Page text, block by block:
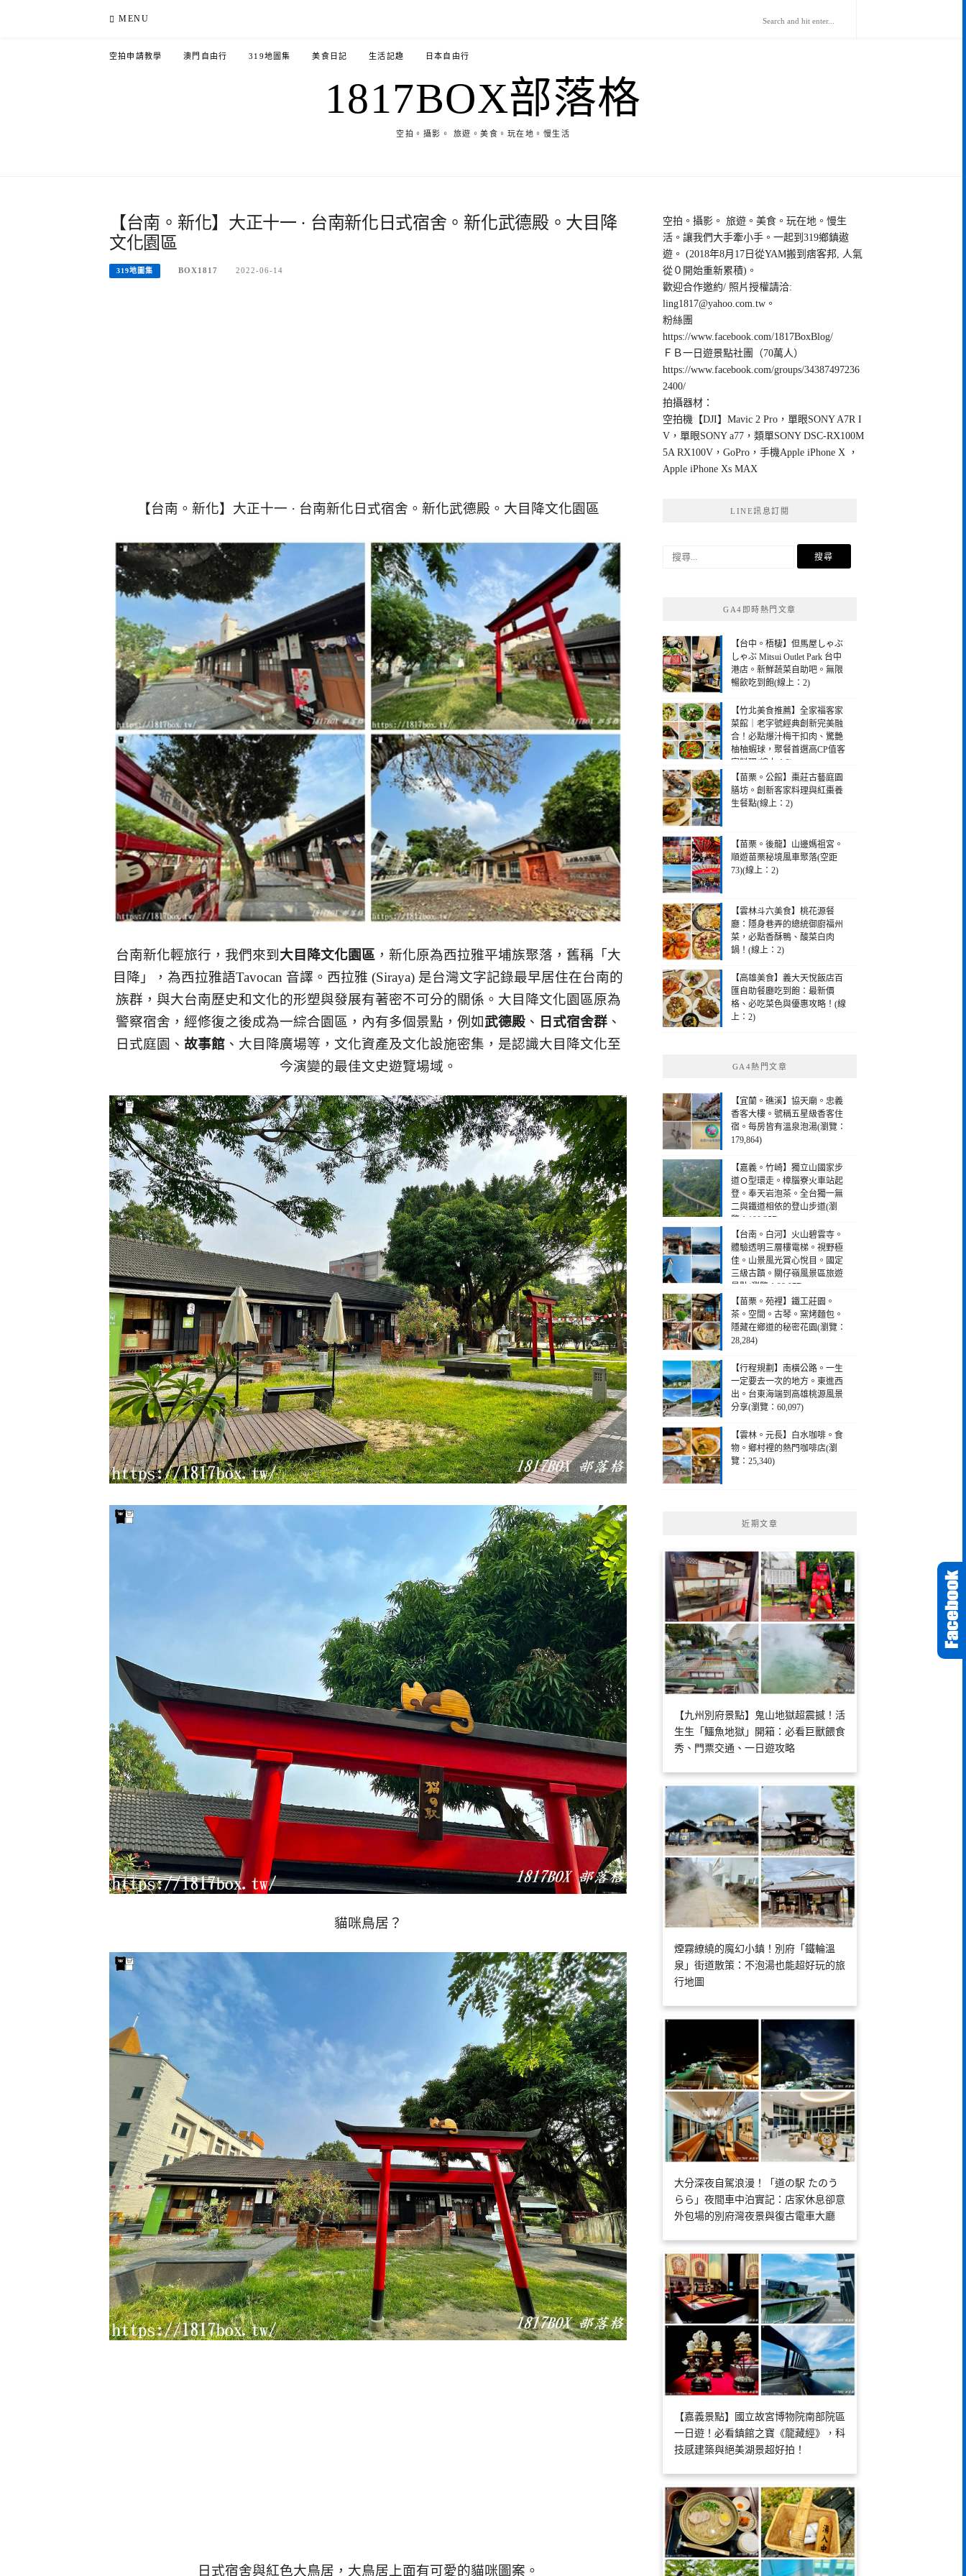
MENU
空拍申請教學 澳門自由行 319地圖集 美食日記 生活記趣 日本自由行
1817BOX部落格
空拍。攝影。 旅遊。美食。玩在地。慢生活
【台南。新化】大正十一 · 台南新化日式宿舍。新化武德殿。大目降
文化園區
319地圖集 BOX1817 2022-06-14
【台南。新化】大正十一 · 台南新化日式宿舍。新化武德殿。大目降文化園區
台南新化輕旅行，我們來到 大目降文化園區，新化原為西拉雅平埔族聚落，舊稱「大
目降」，為西拉雅語Tavocan 音譯。西拉雅 (Siraya) 是台灣文字記錄最早居住在台南的
族群，與大台南歷史和文化的形塑與發展有著密不可分的關係。大目降文化園區原為
警察宿舍，經修復之後成為一綜合園區，內有多個景點，例如武德殿、 日式宿舍群、
日式庭園、 故事館、大目降廣場等，文化資產及文化設施密集，是認識大目降文化至
今演變的最佳文史遊覽場域。
貓咪鳥居？
日式宿舍與紅色大鳥居，大鳥居上面有可愛的貓咪圖案。
空拍。攝影。 旅遊。美食。玩在地。慢生
活。讓我們大手牽小手。一起到319鄉鎮遨
遊。 (2018年8月17日從YAM搬到痞客邦, 人氣
從０開始重新累積)。
歡迎合作邀約/ 照片授權請洽:
ling1817@yahoo.com.tw 。
粉絲團
https://www.facebook.com/1817BoxBlog/
ＦＢ一日遊景點社團（70萬人）
https://www.facebook.com/groups/34387497236
2400/
拍攝器材：
空拍機【DJI】Mavic 2 Pro，單眼SONY A7R I
V，單眼SONY a77，類單SONY DSC-RX100M
5A RX100V，GoPro，手機Apple iPhone X ，
Apple iPhone Xs MAX
LINE訊息訂閱
搜
GA4即時熱門文章
【台中。梧棲】但馬屋しゃぶ
しゃぶ Mitsui Outlet Park 台中
港店。新鮮蔬菜自助吧。無限
暢飲吃到飽(線上：2)
【竹北美食推薦】全家福客家
菜館｜老字號經典創新完美融
合！必點爆汁梅干扣肉、驚艷
柚柚蝦球，聚餐首選高CP值客
家料理(線上：2)
【苗栗。公館】棗莊古藝庭園
膳坊。創新客家料理與紅棗養
生餐點(線上：2)
【苗栗。後龍】山邊媽祖宮。
順遊苗栗秘境風車聚落(空距
73)(線上：2)
【雲林斗六美食】桃花源餐
廳：隱身巷弄的總統御廚福州
菜，必點香酥鴨、酸菜白肉
鍋！(線上：2)
【高雄美食】義大天悅飯店百
匯自助餐廳吃到飽：最新價
格、必吃菜色與優惠攻略！(線
上：2)
GA4熱門文章
【宜蘭。礁溪】協天廟。忠義
香客大樓。號稱五星級香客住
宿。每房皆有溫泉泡湯(瀏覽：
179,864)
【嘉義。竹崎】獨立山國家步
道Ｏ型環走。樟腦寮火車站起
登。奉天岩泡茶。全台獨一無
二與鐵道相依的登山步道(瀏
覽：190,257)
【台南。白河】火山碧雲寺。
體驗透明三層樓電梯。視野極
佳。山景風光賞心悅目。國定
三級古蹟。關仔嶺風景區旅遊
景點(瀏覽：28,977)
【苗栗。苑裡】鐵工莊園。
茶。空間。古琴。窯烤麵包。
隱藏在鄉道的秘密花園(瀏覽：
28,284)
【行程規劃】南橫公路。一生
一定要去一次的地方。東進西
出。台東海端到高雄桃源風景
分享(瀏覽：60,097)
【雲林。元長】白水咖啡。食
物。鄉村裡的熱門咖啡店(瀏
覽：25,340)
近期文章
【九州別府景點】鬼山地獄超震撼！活
生生「鱷魚地獄」開箱：必看巨獸餵食
秀、門票交通、一日遊攻略
煙霧繚繞的魔幻小鎮！別府「鐵輪溫
泉」街道散策：不泡湯也能超好玩的旅
行地圖
大分深夜自駕浪漫！「道の駅 たのう
らら」夜間車中泊實記：店家休息卻意
外包場的別府灣夜景與復古電車大廳
【嘉義景點】國立故宮博物院南部院區
一日遊！必看鎮館之寶《龍藏經》，科
技感建築與絕美湖景超好拍！